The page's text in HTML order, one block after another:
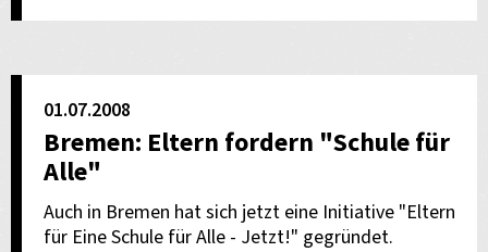
01.07.2008
Bremen: Eltern fordern "Schule für
Alle"
Auch in Bremen hat sich jetzt eine Initiative "Eltern
für Eine Schule für Alle - Jetzt!" gegründet.